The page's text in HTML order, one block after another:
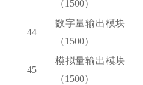
（1500）
44
数字量输出模块
（1500）
45
模拟量输出模块
（1500）